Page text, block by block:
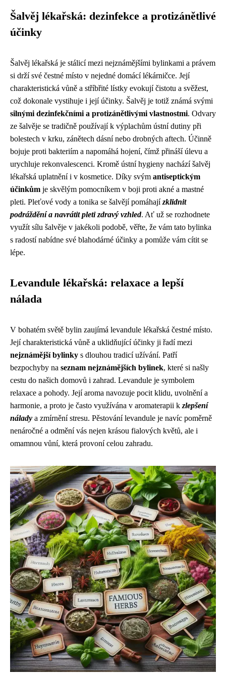
Šalvěj lékařská: dezinfekce a protizánětlivé
účinky
Šalvěj lékařská je stálicí mezi nejznámějšími bylinkami a právem
si drží své čestné místo v nejedné domácí lékárničce. Její
charakteristická vůně a stříbřité lístky evokují čistotu a svěžest,
což dokonale vystihuje i její účinky. Šalvěj je totiž známá svými
silnými dezinfekčními a protizánětlivými vlastnostmi. Odvary
ze šalvěje se tradičně používají k výplachům ústní dutiny při
bolestech v krku, zánětech dásní nebo drobných aftech. Účinně
bojuje proti bakteriím a napomáhá hojení, čímž přináší úlevu a
urychluje rekonvalescenci. Kromě ústní hygieny nachází šalvěj
lékařská uplatnění i v kosmetice. Díky svým antiseptickým
účinkům je skvělým pomocníkem v boji proti akné a mastné
pleti. Pleťové vody a tonika se šalvějí pomáhajízklidnit
podráždění a navrátit pleti zdravý vzhled. Ať už se rozhodnete
využít sílu šalvěje v jakékoli podobě, věřte, že vám tato bylinka
s radostí nabídne své blahodárné účinky a pomůže vám cítit se
lépe.
Levandule lékařská: relaxace a lepší
nálada
V bohatém světě bylin zaujímá levandule lékařská čestné místo.
Její charakteristická vůně a uklidňující účinky ji řadí mezi
nejznámější bylinky s dlouhou tradicí užívání. Patří
bezpochyby na seznam nejznámějších bylinek, které si našly
cestu do našich domovů i zahrad. Levandule je symbolem
relaxace a pohody. Její aroma navozuje pocit klidu, uvolnění a
harmonie, a proto je často využívána v aromaterapii k zlepšení
nálady a zmírnění stresu. Pěstování levandule je navíc poměrně
nenáročné a odmění vás nejen krásou fialových květů, ale i
omamnou vůní, která provoní celou zahradu.